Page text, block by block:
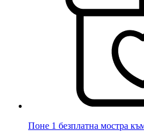
Поне 1 безплатна мостра